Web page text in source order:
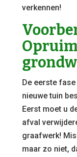
verkennen!
De eerste
nieuwe tuin
Eerst moet u
afval
graafwerk!
maar zo niet,